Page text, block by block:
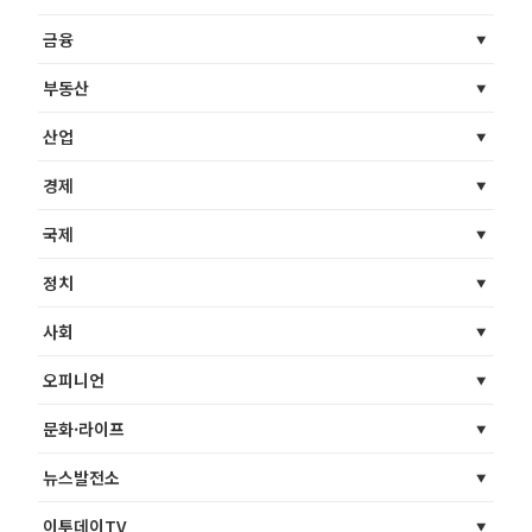
금융
부동산
산업
경제
국제
정치
사회
오피니언
문화·라이프
뉴스발전소
이투데이TV